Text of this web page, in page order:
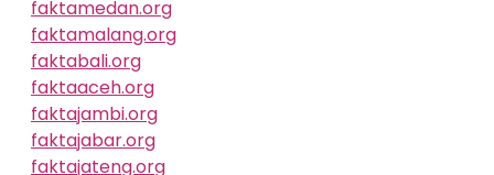
faktamedan.org
faktamalang.org
faktabali.org
faktaaceh.org
faktajambi.org
faktajabar.org
faktajateng.org